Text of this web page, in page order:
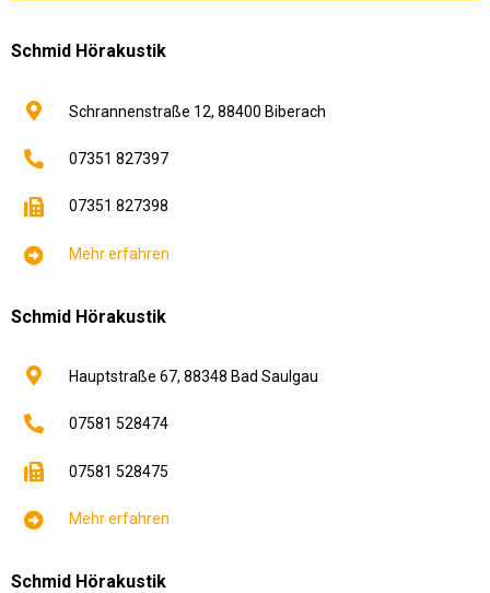
Schmid Hörakustik
Schrannenstraße 12, 88400 Biberach
07351 827397
07351 827398
Mehr erfahren
Schmid Hörakustik
Hauptstraße 67, 88348 Bad Saulgau
07581 528474
07581 528475
Mehr erfahren
Schmid Hörakustik